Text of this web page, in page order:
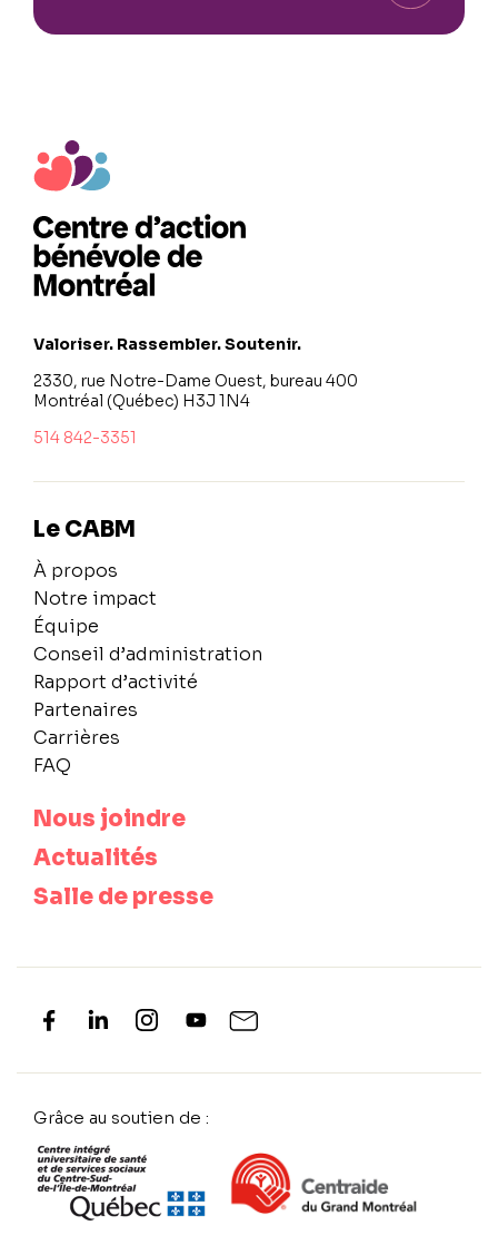
Valoriser. Rassembler. Soutenir.
2330, rue Notre-Dame Ouest, bureau 400
Montréal (Québec) H3J 1N4
514 842-3351
Le CABM
À propos
Notre impact
Équipe
Conseil d’administration
Rapport d’activité
Partenaires
Carrières
FAQ
Nous joindre
Actualités
Salle de presse
Grâce au soutien de :